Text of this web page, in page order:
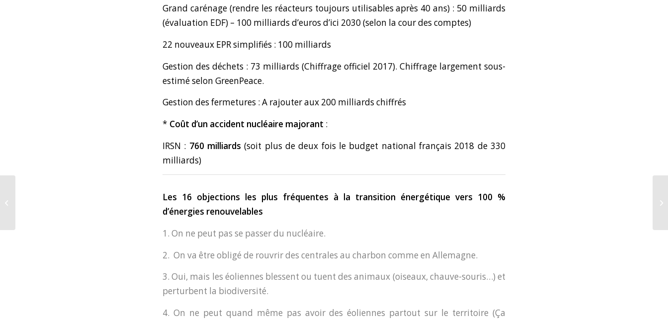
Grand carénage (rendre les réacteurs toujours utilisables après 40 ans) : 50 milliards
(évaluation EDF) – 100 milliards d’euros d’ici 2030 (selon la cour des comptes)
22 nouveaux EPR simplifiés : 100 milliards
Gestion des déchets : 73 milliards (Chiffrage officiel 2017). Chiffrage largement sous-
estimé selon GreenPeace.
Gestion des fermetures : A rajouter aux 200 milliards chiffrés
* Coût d’un accident nucléaire majorant :
IRSN : 760 milliards(soit plus de deux fois le budget national français 2018 de 330
milliards)
Les 16 objections les plus fréquentes à la transition énergétique vers 100 %
d’énergies renouvelables
1. On ne peut pas se passer du nucléaire.
2. On va être obligé de rouvrir des centrales au charbon comme en Allemagne.
3. Oui, mais les éoliennes blessent ou tuent des animaux (oiseaux, chauve-souris…) et
perturbent la biodiversité.
4. On ne peut quand même pas avoir des éoliennes partout sur le territoire (Ça